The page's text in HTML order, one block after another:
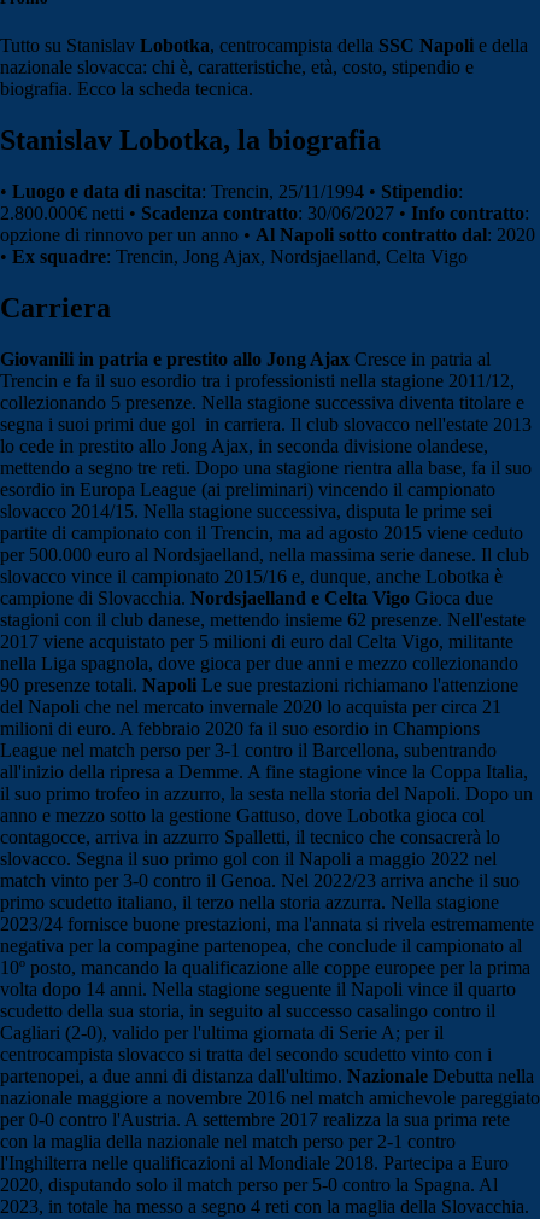
Tutto su Stanislav Lobotka, centrocampista della SSC Napoli e della
nazionale slovacca: chi è, caratteristiche, età, costo, stipendio e
biografia. Ecco la scheda tecnica.
Stanislav Lobotka, la biografia
• Luogo e data di nascita: Trencin, 25/11/1994 • Stipendio:
2.800.000€ netti • Scadenza contratto: 30/06/2027 • Info contratto:
opzione di rinnovo per un anno • Al Napoli sotto contratto dal: 2020
• Ex squadre: Trencin, Jong Ajax, Nordsjaelland, Celta Vigo
Carriera
Giovanili in patria e prestito allo Jong Ajax Cresce in patria al
Trencin e fa il suo esordio tra i professionisti nella stagione 2011/12,
collezionando 5 presenze. Nella stagione successiva diventa titolare e
segna i suoi primi due gol in carriera. Il club slovacco nell'estate 2013
lo cede in prestito allo Jong Ajax, in seconda divisione olandese,
mettendo a segno tre reti. Dopo una stagione rientra alla base, fa il suo
esordio in Europa League (ai preliminari) vincendo il campionato
slovacco 2014/15. Nella stagione successiva, disputa le prime sei
partite di campionato con il Trencin, ma ad agosto 2015 viene ceduto
per 500.000 euro al Nordsjaelland, nella massima serie danese. Il club
slovacco vince il campionato 2015/16 e, dunque, anche Lobotka è
campione di Slovacchia. Nordsjaelland e Celta Vigo Gioca due
stagioni con il club danese, mettendo insieme 62 presenze. Nell'estate
2017 viene acquistato per 5 milioni di euro dal Celta Vigo, militante
nella Liga spagnola, dove gioca per due anni e mezzo collezionando
90 presenze totali. Napoli Le sue prestazioni richiamano l'attenzione
del Napoli che nel mercato invernale 2020 lo acquista per circa 21
milioni di euro. A febbraio 2020 fa il suo esordio in Champions
League nel match perso per 3-1 contro il Barcellona, subentrando
all'inizio della ripresa a Demme. A fine stagione vince la Coppa Italia,
il suo primo trofeo in azzurro, la sesta nella storia del Napoli. Dopo un
anno e mezzo sotto la gestione Gattuso, dove Lobotka gioca col
contagocce, arriva in azzurro Spalletti, il tecnico che consacrerà lo
slovacco. Segna il suo primo gol con il Napoli a maggio 2022 nel
match vinto per 3-0 contro il Genoa. Nel 2022/23 arriva anche il suo
primo scudetto italiano, il terzo nella storia azzurra. Nella stagione
2023/24 fornisce buone prestazioni, ma l'annata si rivela estremamente
negativa per la compagine partenopea, che conclude il campionato al
10º posto, mancando la qualificazione alle coppe europee per la prima
volta dopo 14 anni. Nella stagione seguente il Napoli vince il quarto
scudetto della sua storia, in seguito al successo casalingo contro il
Cagliari (2-0), valido per l'ultima giornata di Serie A; per il
centrocampista slovacco si tratta del secondo scudetto vinto con i
partenopei, a due anni di distanza dall'ultimo. Nazionale Debutta nella
nazionale maggiore a novembre 2016 nel match amichevole pareggiato
per 0-0 contro l'Austria. A settembre 2017 realizza la sua prima rete
con la maglia della nazionale nel match perso per 2-1 contro
l'Inghilterra nelle qualificazioni al Mondiale 2018. Partecipa a Euro
2020, disputando solo il match perso per 5-0 contro la Spagna. Al
2023, in totale ha messo a segno 4 reti con la maglia della Slovacchia.